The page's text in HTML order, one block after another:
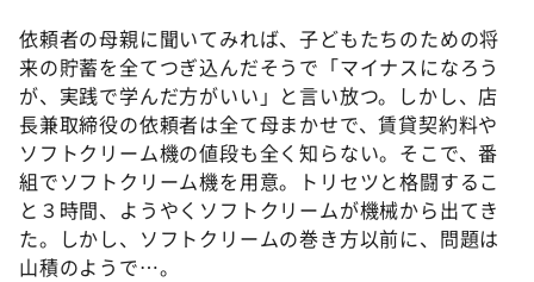
依頼者の母親に聞いてみれば、子どもたちのための将
来の貯蓄を全てつぎ込んだそうで「マイナスになろう
が、実践で学んだ方がいい」と言い放つ。しかし、店
長兼取締役の依頼者は全て母まかせで、賃貸契約料や
ソフトクリーム機の値段も全く知らない。そこで、番
組でソフトクリーム機を用意。トリセツと格闘するこ
と３時間、ようやくソフトクリームが機械から出てき
た。しかし、ソフトクリームの巻き方以前に、問題は
山積のようで…。